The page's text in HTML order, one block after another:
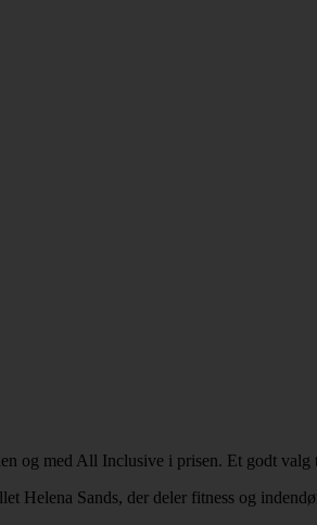
og med All Inclusive i prisen. Et godt
Helena Sands, der deler fitness og